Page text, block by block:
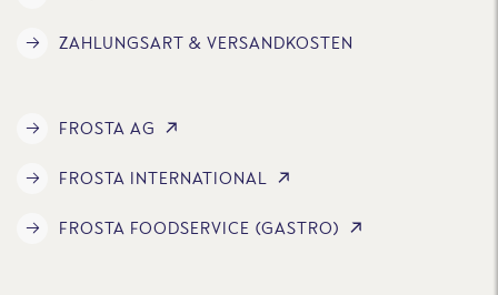
ZAHLUNGSART & VERSANDKOSTEN
FROSTA AG
FROSTA INTERNATIONAL
FROSTA FOODSERVICE (GASTRO)